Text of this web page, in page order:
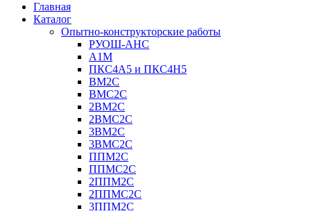
Главная
Каталог
Опытно-конструкторские работы
РУОШ-АНС
А1М
ПКС4А5 и ПКС4Н5
ВМ2С
ВМС2С
2ВМ2С
2ВМС2С
3ВМ2С
3ВМС2С
ППМ2С
ППМС2С
2ППМ2С
2ППМС2С
3ППМ2С